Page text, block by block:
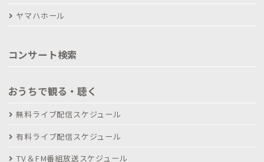
ヤマハホール
コンサート検索
おうちで観る・聴く
無料ライブ配信スケジュール
有料ライブ配信スケジュール
TV＆FM番組放送スケジュール